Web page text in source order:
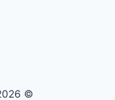
© 2026 الواحة elwaha